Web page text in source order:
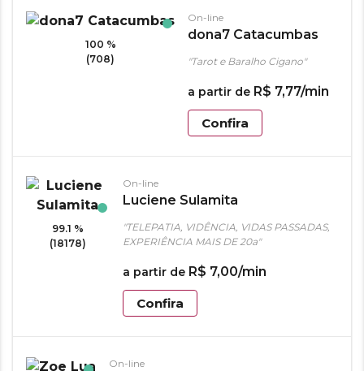
100 %
(708)
On-line
dona7 Catacumbas
"Tarot e Baralho Cigano"
a partir de R$ 7,77/min
Confira
99.1 %
(18178)
On-line
Luciene Sulamita
"TELEPATIA, VIDÊNCIA, VIDAS PASSADAS,
EXPERIÊNCIA MAIS DE 20a"
a partir de R$ 7,00/min
Confira
On-line